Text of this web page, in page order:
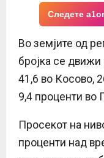
Следете
Во земјите од
бројка се движи
41,6 во Косово,
9,4 проценти во
Просекот на
проценти над